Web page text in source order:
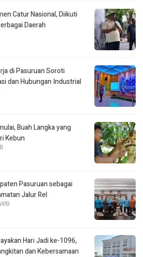
Catur Nasional, Diikuti
Daerah
di Pasuruan Soroti
dan Hubungan Industrial
Buah Langka yang
Kebun
Pasuruan sebagai
Jalur Rel
Hari Jadi ke-1096,
dan Kebersamaan